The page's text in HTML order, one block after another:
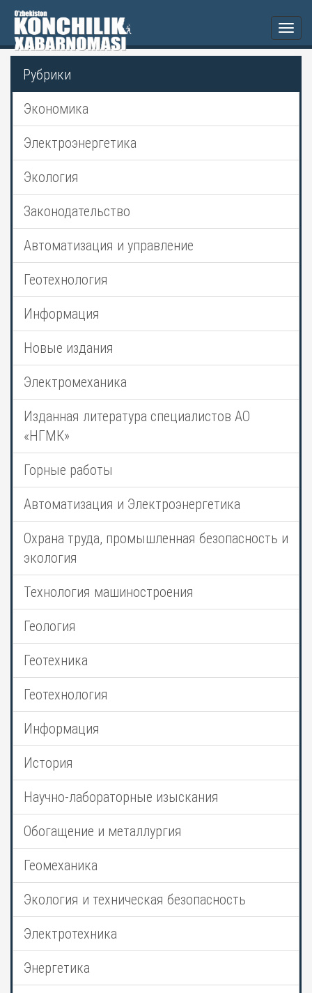
Рубрики
Экономика
Электроэнергетика
Экология
Законодательство
Автоматизация и управление
Геотехнология
Информация
Новые издания
Электромеханика
Изданная литература специалистов АО
«НГМК»
Горные работы
Автоматизация и Электроэнергетика
Охрана труда, промышленная безопасность и
экология
Технология машиностроения
Геология
Геотехника
Геотехнология
Информация
История
Научно-лабораторные изыскания
Обогащение и металлургия
Геомеханика
Экология и техническая безопасность
Электротехника
Энергетика